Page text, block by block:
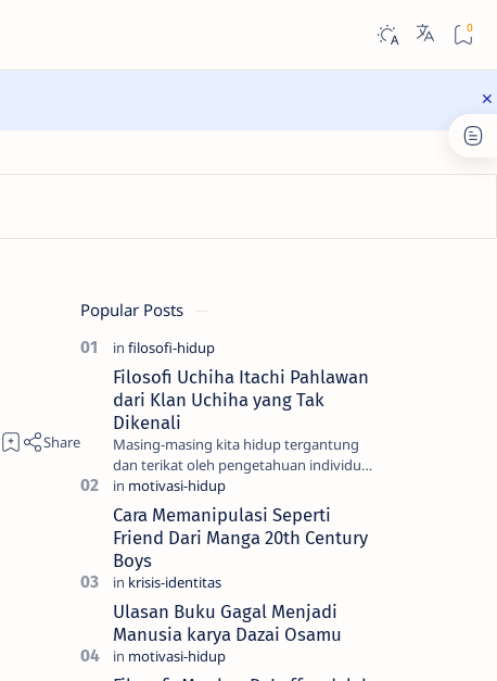
Popular Posts
Filosofi Uchiha Itachi Pahlawan
dari Klan Uchiha yang Tak
Dikenali
Masing-masing kita hidup tergantung
dan terikat oleh pengetahuan individu
dan kesadaran kita, semua itu adalah
yang kita sebut sebagai realiti —…
Cara Memanipulasi Seperti
Friend Dari Manga 20th Century
Boys
Ulasan Buku Gagal Menjadi
Manusia karya Dazai Osamu